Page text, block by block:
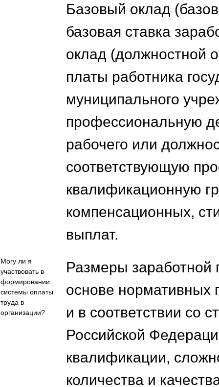
Базовый оклад
базовая ставка
оклад (должностной
платы работника
муниципального
профессиональную
рабочего или
соответствующую
квалификационную
компенсационных,
выплат.
Могу ли я
участвовать в
формировании
системы оплаты
труда в
организации?
Размеры заработной
основе нормативных
и в соответствии со
Российской
квалификации,
количества и